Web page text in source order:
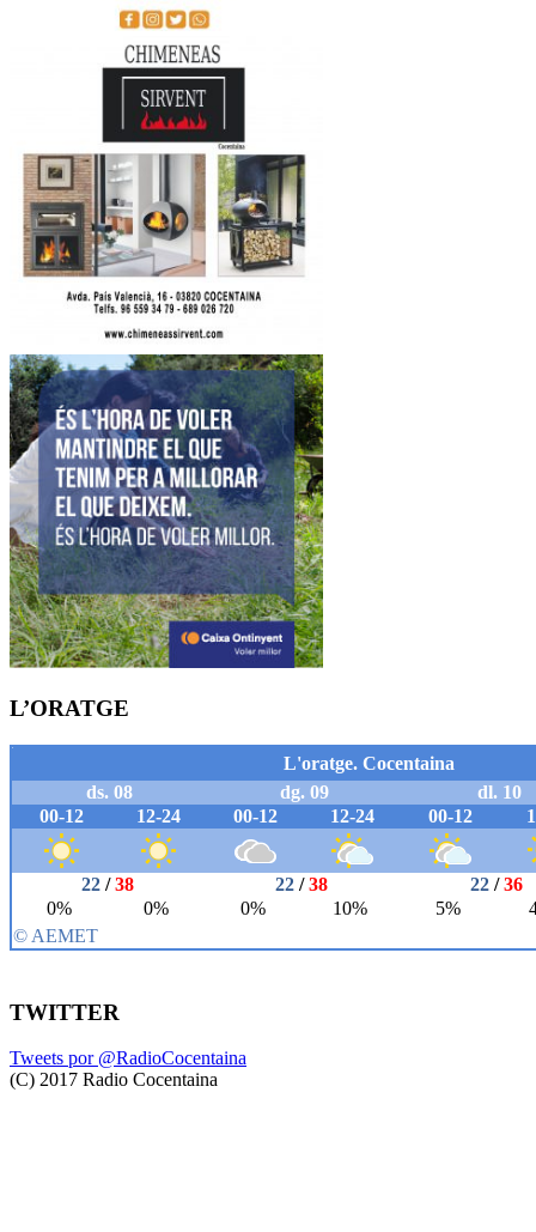
L’ORATGE
TWITTER
Tweets por @RadioCocentaina
(C) 2017 Radio Cocentaina